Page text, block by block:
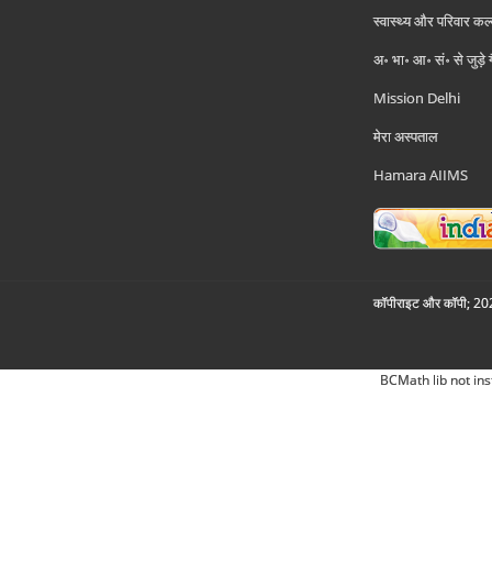
स्वास्थ्य और परिवार
अ॰ भा॰ आ॰ सं॰ से जुड़े
Mission Delhi
मेरा अस्पताल
Hamara AIIMS
कॉपीराइट और कॉपी;
BCMath lib not